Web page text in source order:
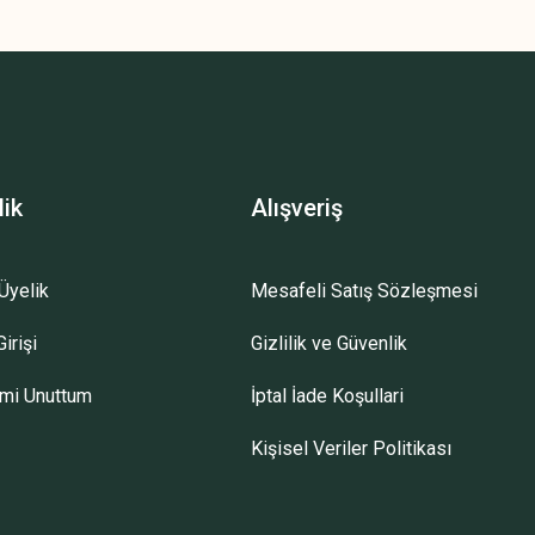
Unuttum
Alışveriş
Mesafeli Satış Sözleşmesi
Gizlilik ve Güvenlik
İptal İade Koşullari
Kişisel Veriler Politikası